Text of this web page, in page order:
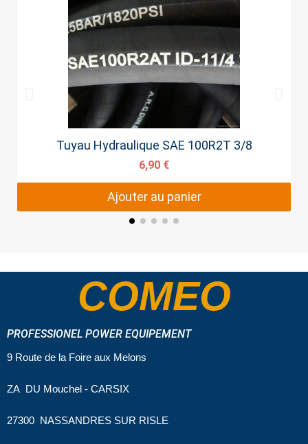
Aperçu rapide
Tuyau Hydraulique SAE 100R2T 3/8
6,90 €
Ajouter au panier
COMEO
PROFESSIONEL POWER EQUIPEMENT
9 Route de la Foire aux Melons
ZA DU Mouchel - CARSIX
27300 NASSANDRES SUR RISLE